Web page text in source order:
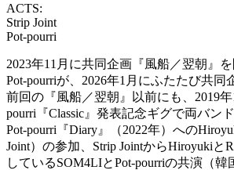
ACTS:
Strip Joint
Pot-pourri
2023年11月に共同企画『風船／翌朝』を
Pot-pourriが、2026年1月にふたたび共同
前回の『風船／翌朝』以前にも、2019年
pourri『Classic』発表記念ギグで両バン
Pot-pourri『Diary』（2022年）への
Joint）の参加、Strip JointからHiroyukiと
しているSOM4LIとPot-pourriの共演（